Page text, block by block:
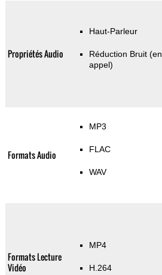
Propriétés Audio
Haut-Parleur
Réduction Bruit (en
appel)
Formats Audio
MP3
FLAC
WAV
Formats Lecture
Vidéo
MP4
H.264